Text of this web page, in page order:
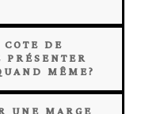
DE
MÊME?